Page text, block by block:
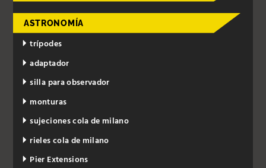
ASTRONOMÍA
trípodes
adaptador
silla para observador
monturas
sujeciones cola de milano
rieles cola de milano
Pier Extensions